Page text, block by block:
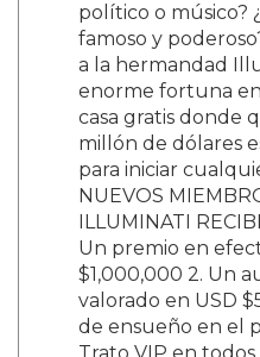
político o músico?
famoso y
a la hermandad
enorme fortuna
casa gratis donde
millón de dólares
para iniciar
NUEVOS
ILLUMINATI
Un premio en
$1,000,000 2. Un
valorado en USD
de ensueño en el